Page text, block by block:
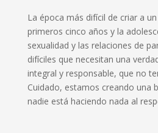
La época más difícil de criar a
primeros cinco años y la
sexualidad y las relaciones de
difíciles que necesitan una
integral y responsable, que no
Cuidado, estamos creando una
nadie está haciendo nada al